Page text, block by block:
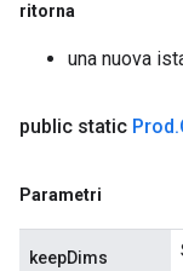
ritorna
una nuova
public static Prod.
Parametri
keepDims